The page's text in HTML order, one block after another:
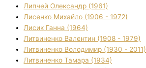
Липчей Олександр (1961)
Лисенко Михайло (1906 - 1972)
Лисик Ганна (1964)
Литвиненко Валентин (1908 - 1979)
Литвиненко Володимир (1930 - 2011)
Литвиненко Тамара (1934)